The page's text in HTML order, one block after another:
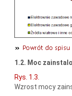
1.2. Moc
Rys. 1.3.
Wzrost mocy